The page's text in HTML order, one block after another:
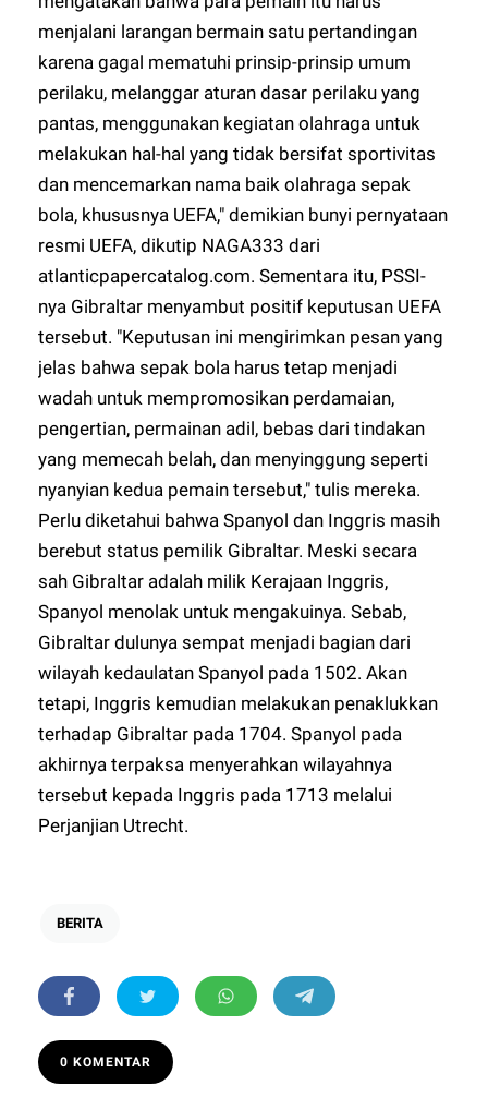
menjalani larangan bermain satu pertandingan
karena gagal mematuhi prinsip-prinsip umum
perilaku, melanggar aturan dasar perilaku yang
pantas, menggunakan kegiatan olahraga untuk
melakukan hal-hal yang tidak bersifat sportivitas
dan mencemarkan nama baik olahraga sepak
bola, khususnya UEFA," demikian bunyi pernyataan
resmi UEFA, dikutip NAGA333dari
atlanticpapercatalog.com. Sementara itu, PSSI-
nya Gibraltar menyambut positif keputusan UEFA
tersebut. "Keputusan ini mengirimkan pesan yang
jelas bahwa sepak bola harus tetap menjadi
wadah untuk mempromosikan perdamaian,
pengertian, permainan adil, bebas dari tindakan
yang memecah belah, dan menyinggung seperti
nyanyian kedua pemain tersebut," tulis mereka.
Perlu diketahui bahwa Spanyol dan Inggris masih
berebut status pemilik Gibraltar. Meski secara
sah Gibraltar adalah milik Kerajaan Inggris,
Spanyol menolak untuk mengakuinya. Sebab,
Gibraltar dulunya sempat menjadi bagian dari
wilayah kedaulatan Spanyol pada 1502. Akan
tetapi, Inggris kemudian melakukan penaklukkan
terhadap Gibraltar pada 1704. Spanyol pada
akhirnya terpaksa menyerahkan wilayahnya
tersebut kepada Inggris pada 1713 melalui
Perjanjian Utrecht.
BERITA
0 KOMENTAR